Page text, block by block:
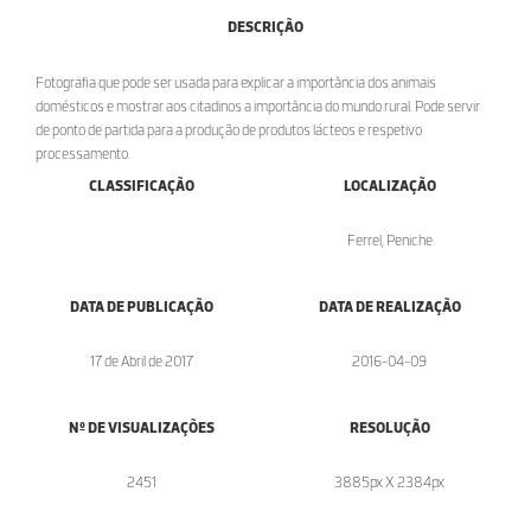
DESCRIÇÃO
Fotografia que pode ser usada para explicar a importância dos animais
domésticos e mostrar aos citadinos a importância do mundo rural. Pode servir
de ponto de partida para a produção de produtos lácteos e respetivo
processamento.
CLASSIFICAÇÃO
LOCALIZAÇÃO
Ferrel, Peniche
DATA DE PUBLICAÇÃO
17 de Abril de 2017
DATA DE REALIZAÇÃO
2016-04-09
Nº DE VISUALIZAÇÕES
2451
RESOLUÇÃO
3885px X 2384px